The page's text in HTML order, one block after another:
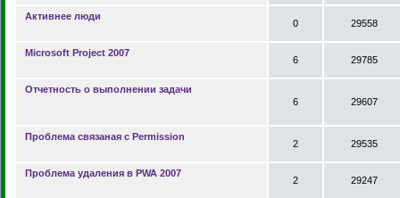
Активнее люди
0 29558
Microsoft Project 2007
6 29785
Отчетность о выполнении задачи
6
29607
Проблема связаная с Permission
2 29535
Проблема удаления в PWA 2007
2 29247